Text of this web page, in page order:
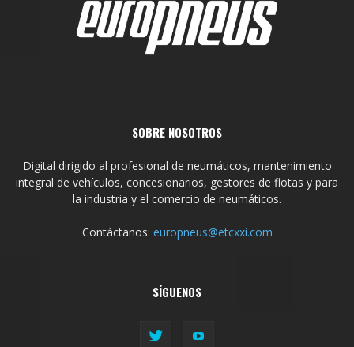
SOBRE NOSOTROS
Digital dirigido al profesional de neumáticos, mantenimiento
integral de vehículos, concesionarios, gestores de flotas y para
la industria y el comercio de neumáticos.
Contáctanos: europneus@etcxxi.com
SÍGUENOS